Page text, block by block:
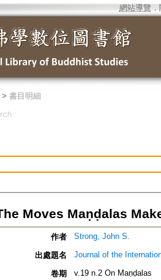
網站導覽 ．
書目明細
Moves Maṇḍalas
作者 Strong, John S.
出處題名 Journal of the
卷期 v.19 n.2 On Maṇḍalas